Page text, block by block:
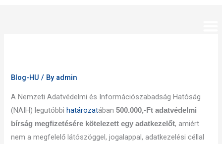
Blog-HU / By admin
A Nemzeti Adatvédelmi és Információszabadság Hatóság
(NAIH) legutóbbi határozatában500.000,-Ft adatvédelmi
bírság megfizetésére kötelezett egy adatkezelőt, amiért
nem a megfelelő látószöggel, jogalappal, adatkezelési céllal